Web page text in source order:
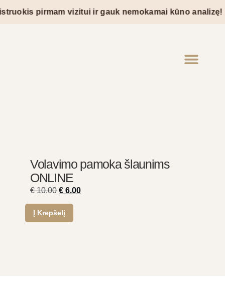
pirmam vizitui ir gauk nemokamai kūno analizę!
Volavimo pamoka šlaunims
ONLINE
€10.00 € 6.00
Į Krepšelį